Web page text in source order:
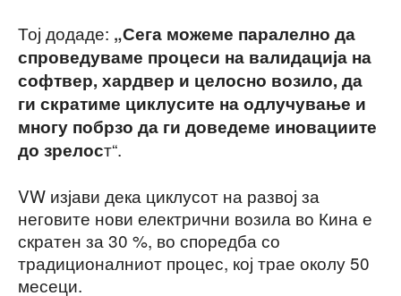
Тој додаде: „Сега можеме паралелно да
спроведуваме процеси на валидација на
софтвер, хардвер и целосно возило, да
ги скратиме циклусите на одлучување и
многу побрзо да ги доведеме иновациите
до зрелост“.
VW изјави дека циклусот на развој за
неговите нови електрични возила во Кина е
скратен за 30 %, во споредба со
традиционалниот процес, кој трае околу 50
месеци.